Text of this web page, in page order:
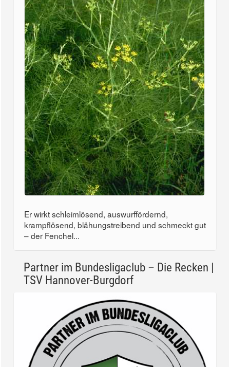
Er wirkt schleimlösend, auswurffördernd,
krampflösend, blähungstreibend und schmeckt gut
– der Fenchel...
Partner im Bundesligaclub – Die Recken |
TSV Hannover-Burgdorf